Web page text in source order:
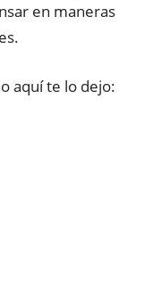
en maneras
aquí te lo dejo: